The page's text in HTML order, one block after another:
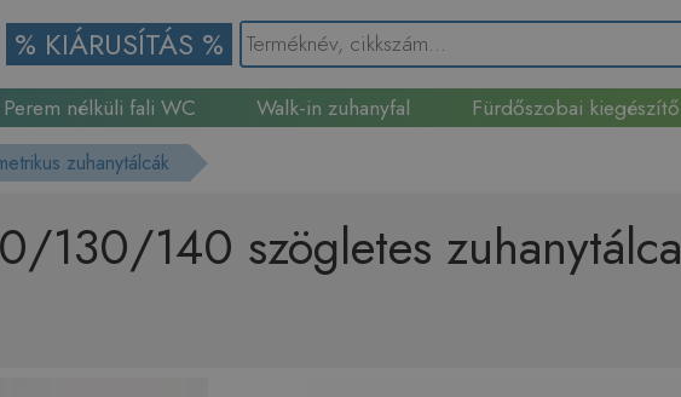
% KIÁRUSÍTÁS %
Perem nélküli fali WC Walk-in zuhanyfal Fürdőszobai kiegészítő
Gránit mosogató
zuhanytálcák
130/140 szögletes